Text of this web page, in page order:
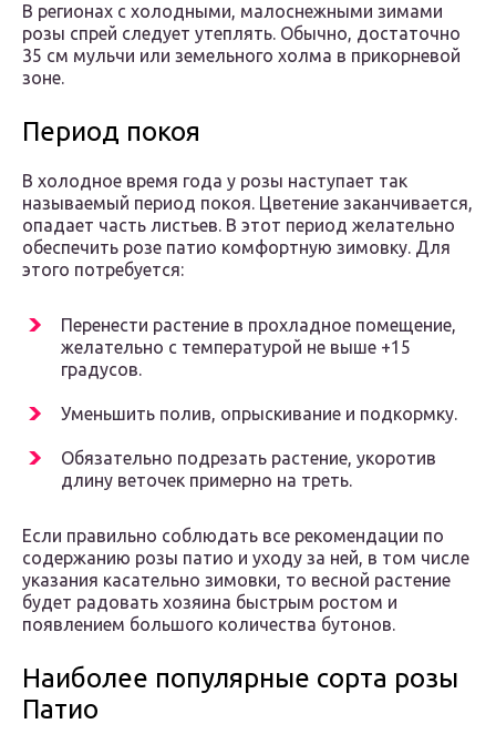
В регионах с холодными, малоснежными зимами
розы спрей следует утеплять. Обычно, достаточно
35 см мульчи или земельного холма в прикорневой
зоне.
Период покоя
В холодное время года у розы наступает так
называемый период покоя. Цветение заканчивается,
опадает часть листьев. В этот период желательно
обеспечить розе патио комфортную зимовку. Для
этого потребуется:
Перенести растение в прохладное помещение,
желательно с температурой не выше +15
градусов.
Уменьшить полив, опрыскивание и подкормку.
Обязательно подрезать растение, укоротив
длину веточек примерно на треть.
Если правильно соблюдать все рекомендации по
содержанию розы патио и уходу за ней, в том числе
указания касательно зимовки, то весной растение
будет радовать хозяина быстрым ростом и
появлением большого количества бутонов.
Наиболее популярные сорта розы
Патио